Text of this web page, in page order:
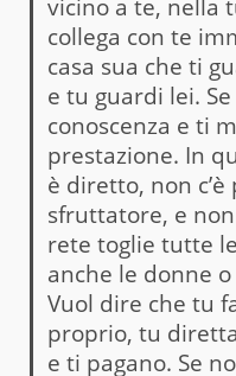
vicino a te, nella
collega con te
casa sua che ti
e tu guardi lei.
conoscenza e ti
prestazione. In
è diretto, non
sfruttatore, e
rete toglie tutte
anche le donne
Vuol dire che tu
proprio, tu
e ti pagano. Se